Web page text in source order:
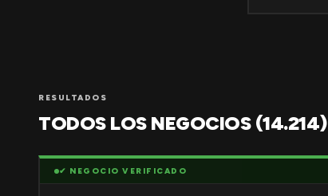
RESULTADOS
TODOS LOS NEGOCIOS (14.214)
✔ NEGOCIO VERIFICADO